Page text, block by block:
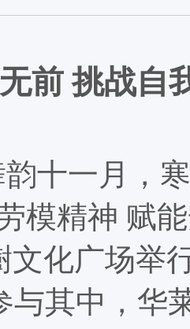
前 挑战
一月，寒
模精神 赋
文化广场举
与其中，华